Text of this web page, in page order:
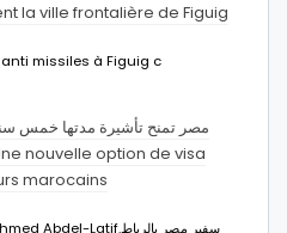
la ville frontalière de Figuig
missiles à Figuig c
مصر تمنح تأشيرة مدتها خمس
nouvelle option de visa
marocains